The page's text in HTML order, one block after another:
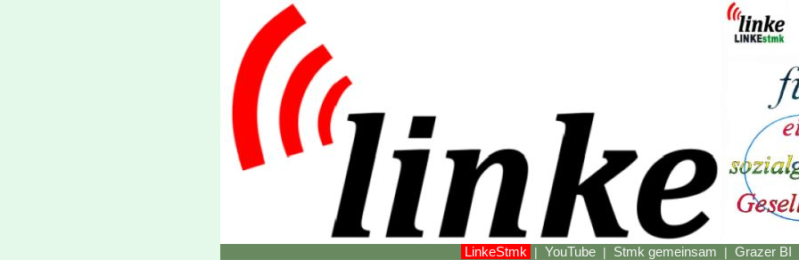
LinkeStmk | YouTube | Stmk gemeinsam | Grazer BI